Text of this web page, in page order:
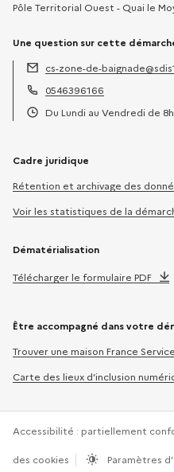
Pôle Territorial Ouest - Quai le
Une question sur cette
Adresse électronique :
cs-zone-de-
Téléphone :
0546396166
Du Lundi au Vendredi de
Cadre juridique
Rétention et archivage des
Voir les statistiques de la
Dématérialisation
Télécharger le formulaire PDF
Être accompagné dans votre
Trouver une maison France
Carte des lieux d’inclusion
Accessibilité : partiellement
des cookies Paramètres